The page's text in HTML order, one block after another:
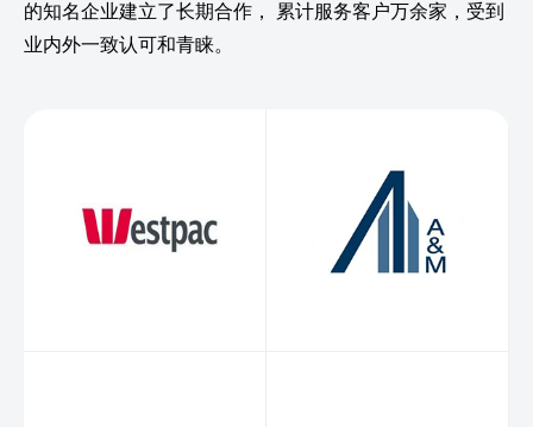
的知名企业建立了长期合作，
累计服务客户万余家，受到
业内外一致认可和青睐。